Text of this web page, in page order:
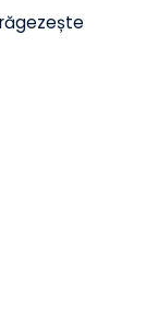
Air
reducând
frăgezește